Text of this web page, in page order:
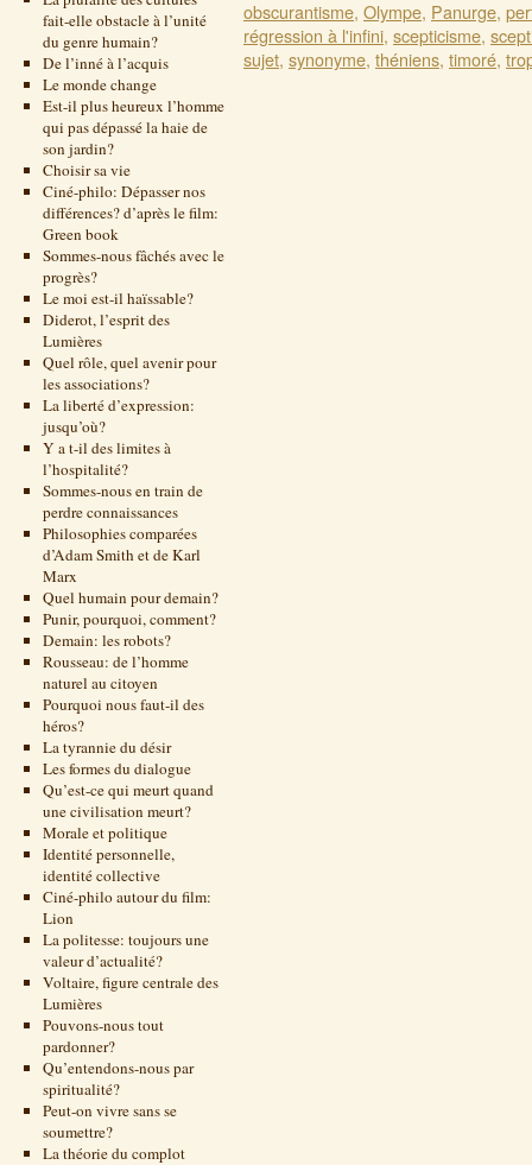
fait-elle obstacle à l’unité
du genre humain?
De l’inné à l’acquis
Le monde change
Est-il plus heureux l’homme
qui pas dépassé la haie de
son jardin?
Choisir sa vie
Ciné-philo: Dépasser nos
différences? d’après le film:
Green book
Sommes-nous fâchés avec le
progrès?
Le moi est-il haïssable?
Diderot, l’esprit des
Lumières
Quel rôle, quel avenir pour
les associations?
La liberté d’expression:
jusqu’où?
Y a t-il des limites à
l’hospitalité?
Sommes-nous en train de
perdre connaissances
Philosophies comparées
d’Adam Smith et de Karl
Marx
Quel humain pour demain?
Punir, pourquoi, comment?
Demain: les robots?
Rousseau: de l’homme
naturel au citoyen
Pourquoi nous faut-il des
héros?
La tyrannie du désir
Les formes du dialogue
Qu’est-ce qui meurt quand
une civilisation meurt?
Morale et politique
Identité personnelle,
identité collective
Ciné-philo autour du film:
Lion
La politesse: toujours une
valeur d’actualité?
Voltaire, figure centrale des
Lumières
Pouvons-nous tout
pardonner?
Qu’entendons-nous par
spiritualité?
Peut-on vivre sans se
soumettre?
La théorie du complot
obscurantisme, Olympe, Panurge,
régression à l'infini, scepticisme,
sujet, synonyme, théniens, timoré,